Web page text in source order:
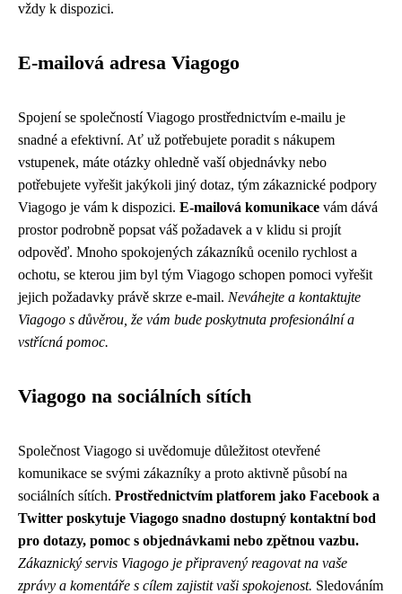
vždy k dispozici.
E-mailová adresa Viagogo
Spojení se společností Viagogo prostřednictvím e-mailu je
snadné a efektivní. Ať už potřebujete poradit s nákupem
vstupenek, máte otázky ohledně vaší objednávky nebo
potřebujete vyřešit jakýkoli jiný dotaz, tým zákaznické podpory
Viagogo je vám k dispozici. E-mailová komunikace vám dává
prostor podrobně popsat váš požadavek a v klidu si projít
odpověď. Mnoho spokojených zákazníků ocenilo rychlost a
ochotu, se kterou jim byl tým Viagogo schopen pomoci vyřešit
jejich požadavky právě skrze e-mail. Neváhejte a kontaktujte
Viagogo s důvěrou, že vám bude poskytnuta profesionální a
vstřícná pomoc.
Viagogo na sociálních sítích
Společnost Viagogo si uvědomuje důležitost otevřené
komunikace se svými zákazníky a proto aktivně působí na
sociálních sítích. Prostřednictvím platforem jako Facebook a
Twitter poskytuje Viagogo snadno dostupný kontaktní bod
pro dotazy, pomoc s objednávkami nebo zpětnou vazbu.
Zákaznický servis Viagogo je připravený reagovat na vaše
zprávy a komentáře s cílem zajistit vaši spokojenost. Sledováním